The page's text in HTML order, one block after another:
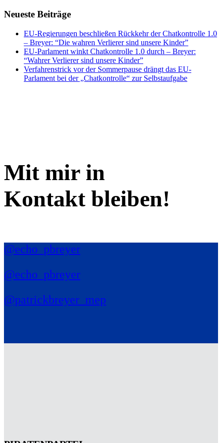
Neueste Beiträge
EU-Regierungen beschließen Rückkehr der Chatkontrolle 1.0
– Breyer: “Die wahren Verlierer sind unsere Kinder”
EU-Parlament winkt Chatkontrolle 1.0 durch – Breyer:
“Wahrer Verlierer sind unsere Kinder”
Verfahrenstrick vor der Sommerpause drängt das EU-
Parlament bei der „Chatkontrolle“ zur Selbstaufgabe
Mit mir in
Kontakt bleiben!
@echo_pbreyer
@echo_pbreyer
@patrickbreyer_mep